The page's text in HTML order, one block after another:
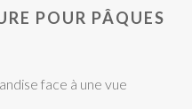
POUR PÂQUES
face à une vue